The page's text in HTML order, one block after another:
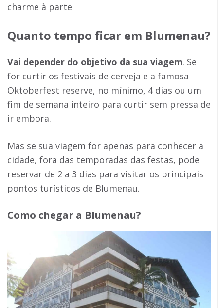
charme à parte!
Quanto tempo ficar em Blumenau?
Vai depender do objetivo da sua viagem. Se
for curtir os festivais de cerveja e a famosa
Oktoberfest reserve, no mínimo, 4 dias ou um
fim de semana inteiro para curtir sem pressa de
ir embora.
Mas se sua viagem for apenas para conhecer a
cidade, fora das temporadas das festas, pode
reservar de 2 a 3 dias para visitar os principais
pontos turísticos de Blumenau.
Como chegar a Blumenau?